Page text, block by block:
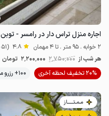
اجاره منزل تراس دار در رامسر - توبن
2 خوابه . 95 متر . تا 4 مهمان 4.8 (51 نظر)
هر شب از 2٬750٬000 2٬200٬000 تومان
20% تخفیف لحظه آخری
100+ رزرو موفق
مـمـتــــــاز